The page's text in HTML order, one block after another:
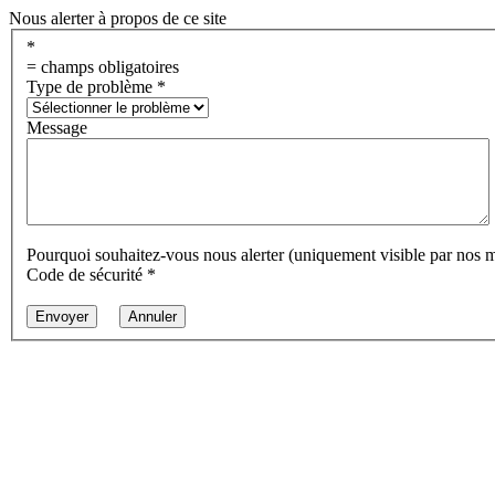
Nous alerter à propos de ce site
*
= champs obligatoires
Type de problème *
Message
Pourquoi souhaitez-vous nous alerter (uniquement visible par nos
Code de sécurité *